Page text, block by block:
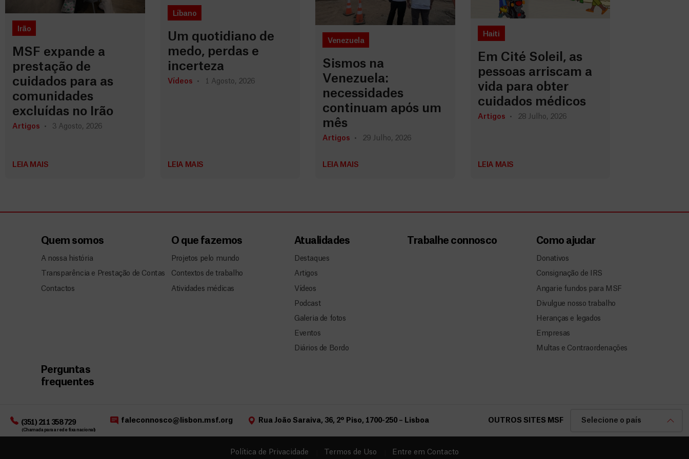
Irão
MSF expande a
prestação de
cuidados para as
comunidades
excluídas no Irão
Artigos 3 Agosto, 2026
LEIA MAIS
Líbano
Um quotidiano de
medo, perdas e
incerteza
Vídeos 1 Agosto, 2026
LEIA MAIS
Venezuela
Sismos na
Venezuela:
necessidades
continuam após um
mês
Artigos 29 Julho, 2026
LEIA MAIS
Haiti
Em Cité Soleil, as
pessoas arriscam a
vida para obter
cuidados médicos
Artigos 28 Julho, 2026
LEIA MAIS
Quem somos
A nossa história
Transparência e Prestação de Contas
Contactos
O que fazemos
Projetos pelo mundo
Contextos de trabalho
Atividades médicas
Atualidades
Destaques
Artigos
Vídeos
Podcast
Galeria de fotos
Eventos
Diários de Bordo
Trabalhe connosco Como ajudar
Donativos
Consignação de IRS
Angarie fundos para MSF
Divulgue nosso trabalho
Heranças e legados
Empresas
Multas e Contraordenações
Perguntas
frequentes
(351) 211 358 729
(Chamada para a rede fixa nacional)
faleconnosco@lisbon.msf.org Rua João Saraiva, 36, 2º Piso, 1700-250 – Lisboa OUTROS SITES MSF Selecione o país
Política de Privacidade Termos de Uso Entre em Contacto